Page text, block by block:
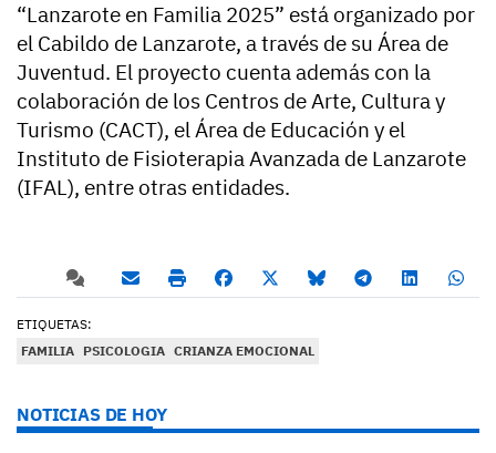
“Lanzarote en Familia 2025” está organizado por
el Cabildo de Lanzarote, a través de su Área de
Juventud. El proyecto cuenta además con la
colaboración de los Centros de Arte, Cultura y
Turismo (CACT), el Área de Educación y el
Instituto de Fisioterapia Avanzada de Lanzarote
(IFAL), entre otras entidades.
ETIQUETAS:
FAMILIA PSICOLOGIA CRIANZA EMOCIONAL
NOTICIAS DE HOY